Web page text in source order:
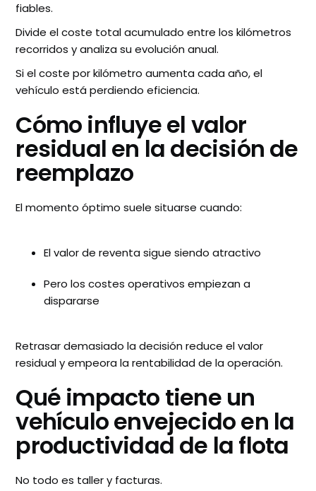
fiables.
Divide el coste total acumulado entre los kilómetros
recorridos y analiza su evolución anual.
Si el coste por kilómetro aumenta cada año, el
vehículo está perdiendo eficiencia.
Cómo influye el valor
residual en la decisión de
reemplazo
El momento óptimo suele situarse cuando:
El valor de reventa sigue siendo atractivo
Pero los costes operativos empiezan a
dispararse
Retrasar demasiado la decisión reduce el valor
residual y empeora la rentabilidad de la operación.
Qué impacto tiene un
vehículo envejecido en la
productividad de la flota
No todo es taller y facturas.